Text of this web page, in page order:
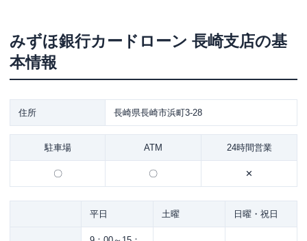
みずほ銀行カードローン 長崎支店の基
本情報
住所 長崎県長崎市浜町3-28
駐車場 ATM 24時間営業
〇 〇 ✕
平日 土曜 日曜・祝日